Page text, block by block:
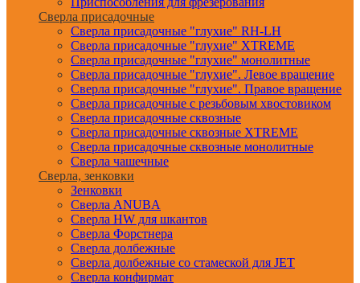
Сверла присадочные
Сверла присадочные "глухие" RH-LH
Сверла присадочные "глухие" XTREME
Сверла присадочные "глухие" монолитные
Сверла присадочные "глухие". Левое вращение
Сверла присадочные "глухие". Правое вращение
Сверла присадочные с резьбовым хвостовиком
Сверла присадочные сквозные
Сверла присадочные сквозные XTREME
Сверла присадочные сквозные монолитные
Сверла чашечные
Сверла, зенковки
Зенковки
Сверла ANUBA
Сверла HW для шкантов
Сверла Форстнера
Сверла долбежные
Сверла долбежные со стамеской для JET
Сверла конфирмат